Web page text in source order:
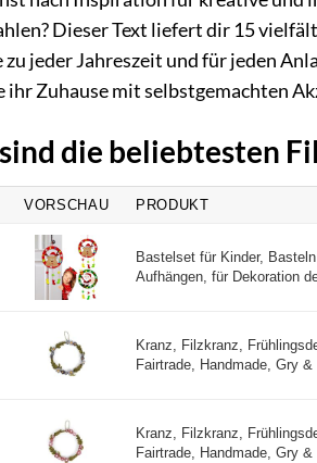
Dieser Text liefert dir 15
zu jeder Jahreszeit und für jeden
ihr Zuhause mit selbstgemachten
die beliebtesten
VORSCHAU PRODUKT
Bastelset für Kinder,
Aufhängen, für Dekoration
Kranz, Filzkranz,
Fairtrade, Handmade, Gry
Kranz, Filzkranz,
Fairtrade, Handmade, Gry